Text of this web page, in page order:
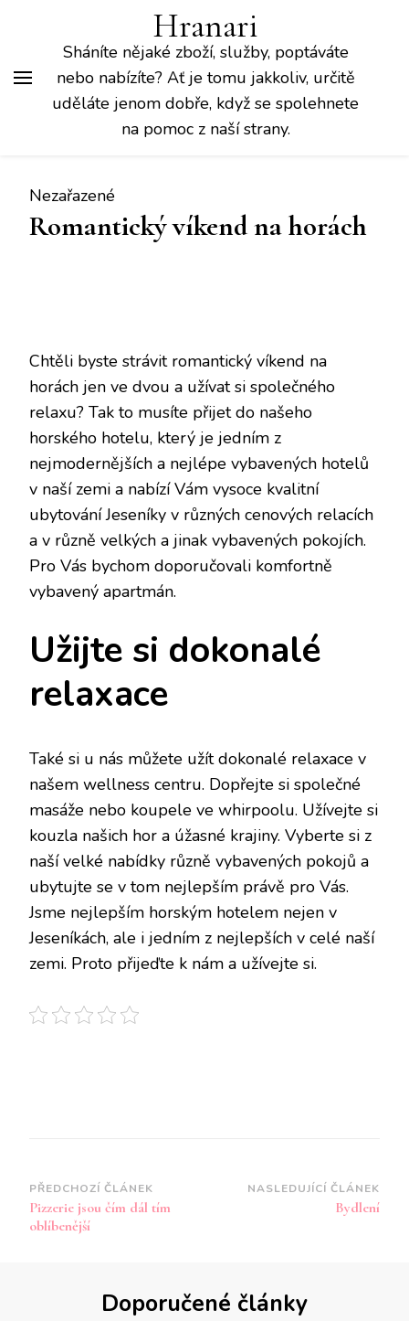
Hranari
Sháníte nějaké zboží, služby, poptáváte
nebo nabízíte? Ať je tomu jakkoliv, určitě
uděláte jenom dobře, když se spolehnete
na pomoc z naší strany.
Nezařazené
Romantický víkend na horách
Chtěli byste strávit romantický víkend na
horách jen ve dvou a užívat si společného
relaxu? Tak to musíte přijet do našeho
horského hotelu, který je jedním z
nejmodernějších a nejlépe vybavených hotelů
v naší zemi a nabízí Vám vysoce kvalitní
ubytování Jeseníky v různých cenových relacích
a v různě velkých a jinak vybavených pokojích.
Pro Vás bychom doporučovali komfortně
vybavený apartmán.
Užijte si dokonalé
relaxace
Také si u nás můžete užít dokonalé relaxace v
našem wellness centru. Dopřejte si společné
masáže nebo koupele ve whirpoolu. Užívejte si
kouzla našich hor a úžasné krajiny. Vyberte si z
naší velké nabídky různě vybavených pokojů a
ubytujte se v tom nejlepším právě pro Vás.
Jsme nejlepším horským hotelem nejen v
Jeseníkách, ale i jedním z nejlepších v celé naší
zemi. Proto přijeďte k nám a užívejte si.
Navigace
příspěvku
PŘEDCHOZÍ ČLÁNEK
Pizzerie jsou čím dál tím
oblíbenější
NASLEDUJÍCÍ ČLÁNEK
Bydlení
Doporučené články